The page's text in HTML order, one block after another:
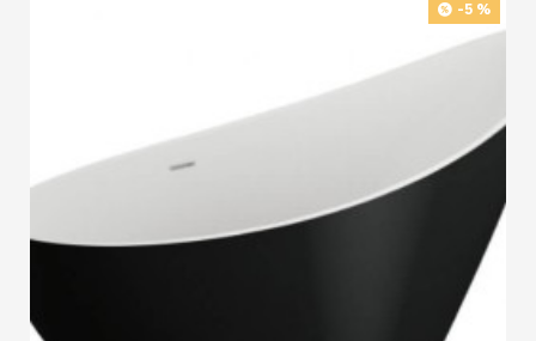
-5 %